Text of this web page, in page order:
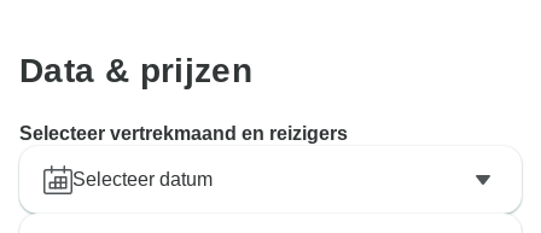
Data & prijzen
Selecteer vertrekmaand en reizigers
Selecteer datum